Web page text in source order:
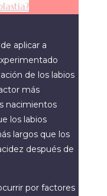
aplicar a
de los labios
más
nacimientos
los labios
largos que los
después de
por factores